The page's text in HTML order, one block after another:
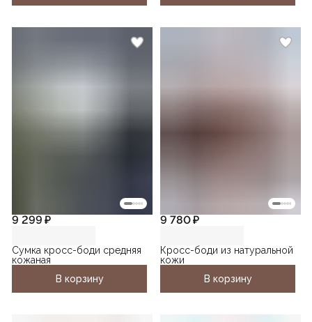
9 299 ₽
Сумка кросс-боди средняя
кожаная
В корзину
9 780 ₽
Кросс-боди из натуральной
кожи
В корзину